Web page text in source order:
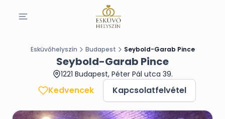
Esküvőhelyszín Budapest Seybold-Garab Pince
Seybold-Garab Pince
1221 Budapest, Péter Pál utca 39.
Kedvencek Kapcsolatfelvétel